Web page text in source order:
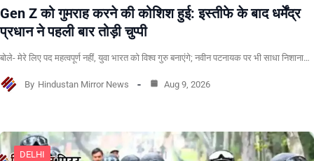
Gen Z को गुमराह करने की कोशिश हुई: इस्तीफे के बाद धर्मेंद्र
प्रधान ने पहली बार तोड़ी चुप्पी
बोले- मेरे लिए पद महत्वपूर्ण नहीं, युवा भारत को विश्व गुरु बनाएंगे; नवीन पटनायक पर भी साधा निशाना…
By Hindustan Mirror News Aug 9, 2026
DELHI